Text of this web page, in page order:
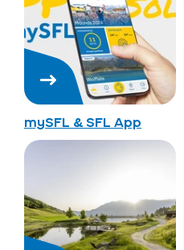
mySFL & SFL App